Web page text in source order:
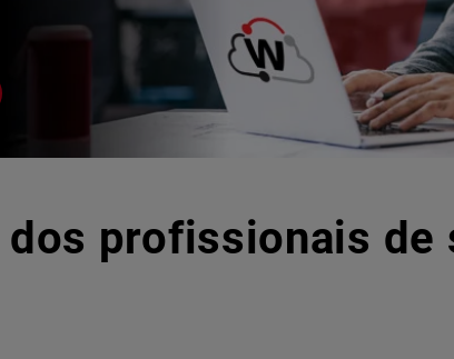
profissionais de